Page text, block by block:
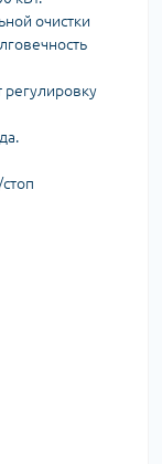
очистки
регулировку